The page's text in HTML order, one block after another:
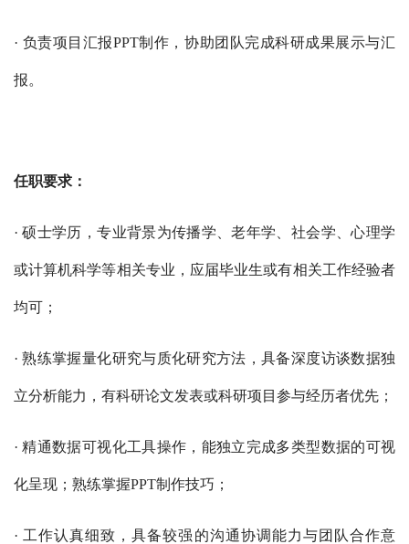
· 负责项目汇报PPT制作，协助团队完成科研成果展示与汇
报。
任职要求：
· 硕士学历，专业背景为传播学、老年学、社会学、心理学
或计算机科学等相关专业，应届毕业生或有相关工作经验者
均可；
· 熟练掌握量化研究与质化研究方法，具备深度访谈数据独
立分析能力，有科研论文发表或科研项目参与经历者优先；
· 精通数据可视化工具操作，能独立完成多类型数据的可视
化呈现；熟练掌握PPT制作技巧；
· 工作认真细致，具备较强的沟通协调能力与团队合作意